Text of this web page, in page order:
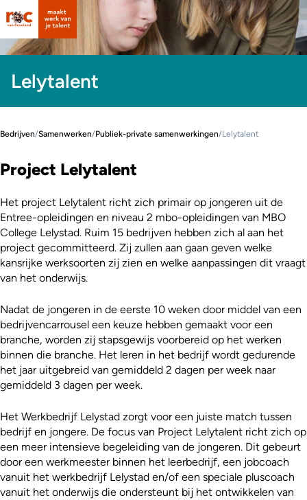
Lelytalent
Bedrijven/Samenwerken/Publiek-private samenwerkingen/Lelytalent
Project Lelytalent
Het project Lelytalent richt zich primair op jongeren uit de
Entree-opleidingen en niveau 2 mbo-opleidingen van MBO
College Lelystad. Ruim 15 bedrijven hebben zich al aan het
project gecommitteerd. Zij zullen aan gaan geven welke
kansrijke werksoorten zij zien en welke aanpassingen dit vraagt
van het onderwijs.
Nadat de jongeren in de eerste 10 weken door middel van een
bedrijvencarrousel een keuze hebben gemaakt voor een
branche, worden zij stapsgewijs voorbereid op het werken
binnen die branche. Het leren in het bedrijf wordt gedurende
het jaar uitgebreid van gemiddeld 2 dagen per week naar
gemiddeld 3 dagen per week.
Het Werkbedrijf Lelystad zorgt voor een juiste match tussen
bedrijf en jongere. De focus van Project Lelytalent richt zich op
een meer intensieve begeleiding van de jongeren. Dit gebeurt
door een werkmeester binnen het leerbedrijf, een jobcoach
vanuit het werkbedrijf Lelystad en/of een speciale pluscoach
vanuit het onderwijs die ondersteunt bij het ontwikkelen van